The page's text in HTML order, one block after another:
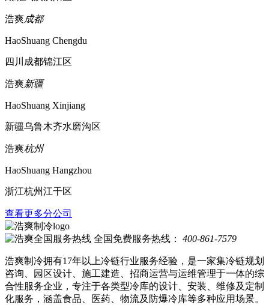
浩爽成都
HaoShuang Chengdu
四川成都锦江区
浩爽新疆
HaoShuang Xinjiang
新疆乌鲁木齐水磨沟区
浩爽杭州
HaoShuang Hangzhou
浙江杭州江干区
查看更多分公司
全国免费服务热线： 400-861-7579
浩爽制冷拥有17年以上冷链行业服务经验，是一家集冷链规划
咨询、园区设计、施工建造、招商运营与运维管理于一体的综
合性服务企业，专注于各类型冷库的设计、安装、维修及定制
化服务，涵盖食品、医药、物流及防爆冷库等多种应用场景。